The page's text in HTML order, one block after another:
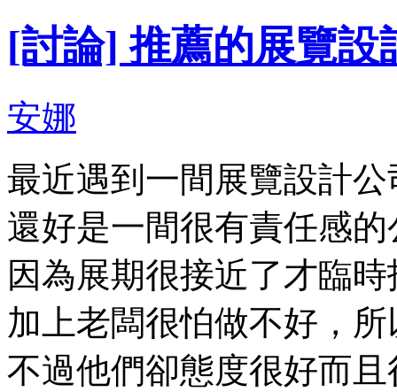
[討論] 推薦的展覽設
安娜
最近遇到一間展覽設計公
還好是一間很有責任感的
因為展期很接近了才臨
加上老闆很怕做不好，
不過他們卻態度很好而